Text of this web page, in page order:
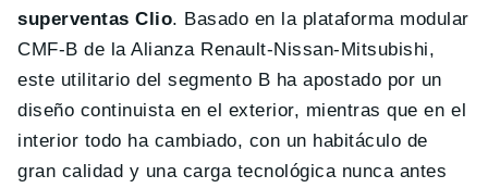
superventas Clio. Basado en la plataforma modular
CMF-B de la Alianza Renault-Nissan-Mitsubishi,
este utilitario del segmento B ha apostado por un
diseño continuista en el exterior, mientras que en el
interior todo ha cambiado, con un habitáculo de
gran calidad y una carga tecnológica nunca antes